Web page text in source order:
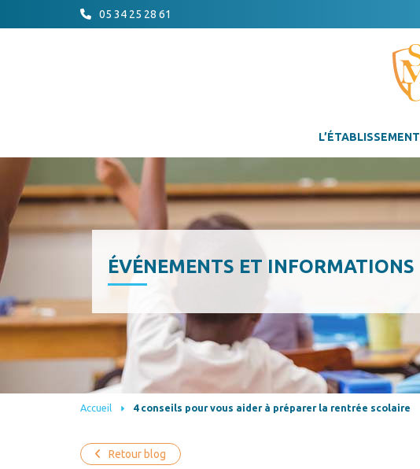
05 34 25 28 61
L’ÉTABLISSEMENT
ÉVÉNEMENTS ET INFORMATIONS
Accueil 4 conseils pour vous aider à préparer la rentrée scolaire
Retour blog